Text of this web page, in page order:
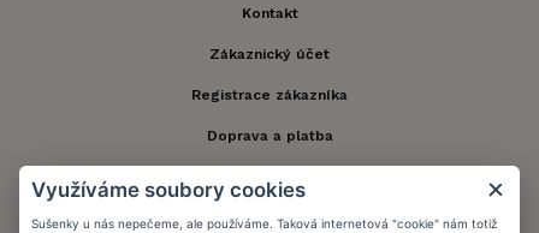
Kontakt
Zákaznický účet
Registrace zákazníka
Doprava a platba
Ochrana osobních údajů
Využíváme soubory cookies
Sušenky u nás nepečeme, ale používáme. Taková internetová "cookie" nám totiž